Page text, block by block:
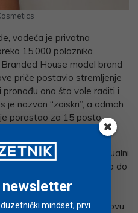
vodeća je privatna
15.000 polaznika
House model brand
priče postavio stremljenje
ono što vole raditi i
je nazvan “zaiskri”, a odmah
porastao za 15 posto.
jedna od vodećih
Europi. Njihov novi vizualni
od najmanjeg detalja do
što je ujedno i ključna
porasla je
je privukao sasvim novu
newsletter
mindset, prvi